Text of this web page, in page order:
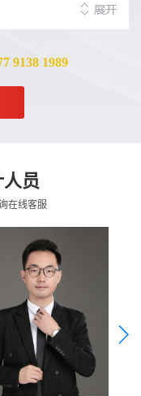
9138 1989
员
在线客服